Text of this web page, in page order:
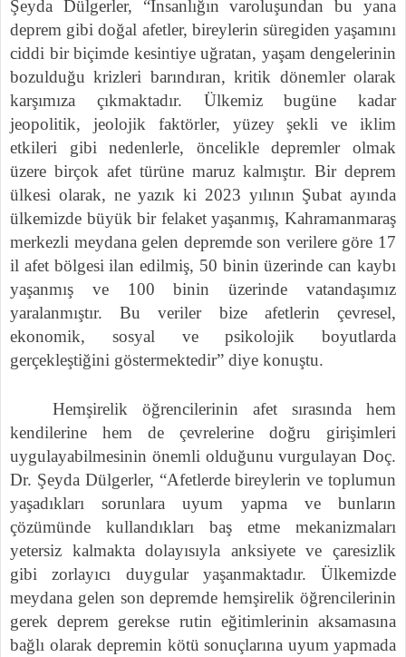
Şeyda Dülgerler, “İnsanlığın varoluşundan bu yana
deprem gibi doğal afetler, bireylerin süregiden yaşamını
ciddi bir biçimde kesintiye uğratan, yaşam dengelerinin
bozulduğu krizleri barındıran, kritik dönemler olarak
karşımıza çıkmaktadır. Ülkemiz bugüne kadar
jeopolitik, jeolojik faktörler, yüzey şekli ve iklim
etkileri gibi nedenlerle, öncelikle depremler olmak
üzere birçok afet türüne maruz kalmıştır. Bir deprem
ülkesi olarak, ne yazık ki 2023 yılının Şubat ayında
ülkemizde büyük bir felaket yaşanmış, Kahramanmaraş
merkezli meydana gelen depremde son verilere göre 17
il afet bölgesi ilan edilmiş, 50 binin üzerinde can kaybı
yaşanmış ve 100 binin üzerinde vatandaşımız
yaralanmıştır. Bu veriler bize afetlerin çevresel,
ekonomik, sosyal ve psikolojik boyutlarda
gerçekleştiğini göstermektedir” diye konuştu.
Hemşirelik öğrencilerinin afet sırasında hem
kendilerine hem de çevrelerine doğru girişimleri
uygulayabilmesinin önemli olduğunu vurgulayan Doç.
Dr. Şeyda Dülgerler, “Afetlerde bireylerin ve toplumun
yaşadıkları sorunlara uyum yapma ve bunların
çözümünde kullandıkları baş etme mekanizmaları
yetersiz kalmakta dolayısıyla anksiyete ve çaresizlik
gibi zorlayıcı duygular yaşanmaktadır. Ülkemizde
meydana gelen son depremde hemşirelik öğrencilerinin
gerek deprem gerekse rutin eğitimlerinin aksamasına
bağlı olarak depremin kötü sonuçlarına uyum yapmada